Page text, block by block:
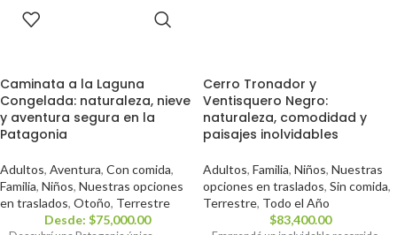
natural, con la opción de sumarse al
Caminata a la Laguna
Congelada: naturaleza, nieve
y aventura segura en la
Patagonia
Adultos, Aventura, Con comida,
Familia, Niños, Nuestras opciones
en traslados, Otoño, Terrestre
Desde: $75,000.00
Cerro Tronador y
Ventisquero Negro:
naturaleza, comodidad y
paisajes inolvidables
Adultos, Familia, Niños, Nuestras
opciones en traslados, Sin comida,
Terrestre, Todo el Año
$83,400.00